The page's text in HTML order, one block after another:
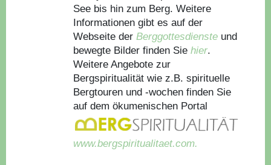
See bis hin zum Berg. Weitere
Informationen gibt es auf der
Webseite derBerggottesdienste und
bewegte Bilder finden Sie hier.
Weitere Angebote zur
Bergspiritualität wie z.B. spirituelle
Bergtouren und -wochen finden Sie
auf dem ökumenischen Portal
www.bergspiritualitaet.com.